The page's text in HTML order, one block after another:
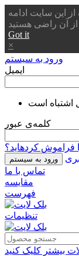
این سایت ادامه
Got it
×
ورود به سیستم
ایمیل
اشتباه است
کلمه‌ی عبور
فراموش کردهاید؟
ورود به سیستم
تماس با ما
مقایسه
فهرست
تنظیمات